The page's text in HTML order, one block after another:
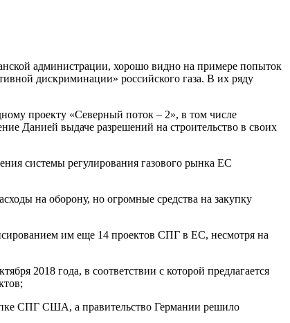
администрации, хорошо видно на примере попыток
дискриминации» российского газа. В их ряду
проекту «Северный поток – 2», в том числе
Данией выдаче разрешений на строительство в своих
системы регулирования газового рынка ЕС
на оборону, но огромные средства на закупку
им еще 14 проектов СПГ в ЕС, несмотря на
2018 года, в соответствии с которой предлагается
СПГ США, а правительство Германии решило